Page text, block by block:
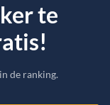
te
de ranking.